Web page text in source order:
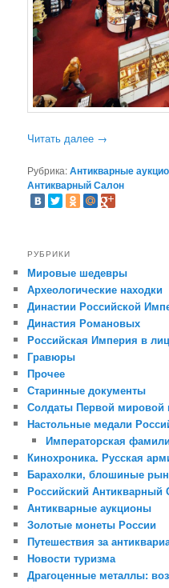
Читать далее →
Рубрика:Антикварные
Антикварный Салон
РУБРИКИ
Мировые шедевры
Археологические находки
Династии Российской
Династия Романовых
Российская Империя в
Гравюры
Прочее
Старинные документы
Солдаты Первой мировой
Настольные медали
Императорская
Кинохроника. Русская
Барахолки, блошиные
Российский Антикварный
Антикварные аукционы
Золотые монеты России
Путешествия за
Новости туризма
Драгоценные металлы: